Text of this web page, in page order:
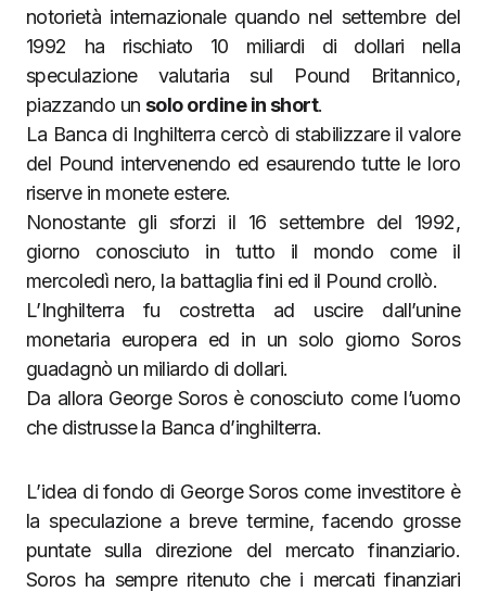
notorietà internazionale quando nel settembre del
1992 ha rischiato 10 miliardi di dollari nella
speculazione valutaria sul Pound Britannico,
piazzando un solo ordine in short.
La Banca di Inghilterra cercò di stabilizzare il valore
del Pound intervenendo ed esaurendo tutte le loro
riserve in monete estere.
Nonostante gli sforzi il 16 settembre del 1992,
giorno conosciuto in tutto il mondo come il
mercoledì nero, la battaglia fini ed il Pound crollò.
L’Inghilterra fu costretta ad uscire dall’unine
monetaria europera ed in un solo giorno Soros
guadagnò un miliardo di dollari.
Da allora George Soros è conosciuto come l’uomo
che distrusse la Banca d’inghilterra.
L’idea di fondo di George Soros come investitore è
la speculazione a breve termine, facendo grosse
puntate sulla direzione del mercato finanziario.
Soros ha sempre ritenuto che i mercati finanziari